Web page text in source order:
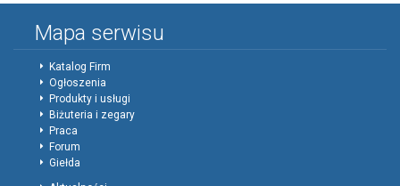
Mapa serwisu
Katalog Firm
Ogłoszenia
Produkty i usługi
Biżuteria i zegary
Praca
Forum
Giełda